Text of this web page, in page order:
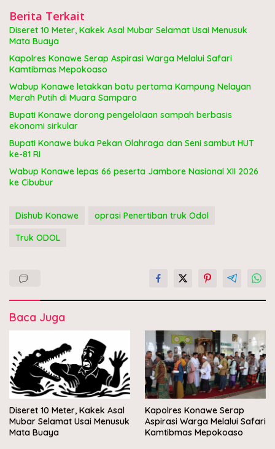
Berita Terkait
Diseret 10 Meter, Kakek Asal Mubar Selamat Usai Menusuk
Mata Buaya
Kapolres Konawe Serap Aspirasi Warga Melalui Safari
Kamtibmas Mepokoaso
Wabup Konawe letakkan batu pertama Kampung Nelayan
Merah Putih di Muara Sampara
Bupati Konawe dorong pengelolaan sampah berbasis
ekonomi sirkular
Bupati Konawe buka Pekan Olahraga dan Seni sambut HUT
ke-81 RI
Wabup Konawe lepas 66 peserta Jambore Nasional XII 2026
ke Cibubur
Dishub Konawe
oprasi Penertiban truk Odol
Truk ODOL
Baca Juga
Diseret 10 Meter, Kakek Asal
Mubar Selamat Usai Menusuk
Mata Buaya
Kapolres Konawe Serap
Aspirasi Warga Melalui Safari
Kamtibmas Mepokoaso